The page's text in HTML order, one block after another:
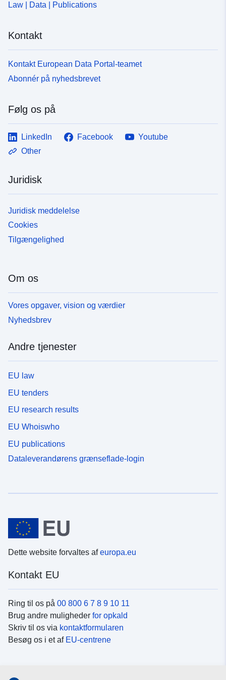
Law | Data | Publications
Kontakt
Kontakt European Data Portal-teamet
Abonnér på nyhedsbrevet
Følg os på
LinkedIn Facebook
Youtube
Other
Juridisk
Juridisk meddelelse
Cookies
Tilgængelighed
Om os
Vores opgaver, vision og værdier
Nyhedsbrev
Andre tjenester
EU law
EU tenders
EU research results
EU Whoiswho
EU publications
Dataleverandørens grænseflade-login
Dette website forvaltes afeuropa.eu
Kontakt EU
Ring til os på 00 800 6 7 8 9 10 11
Brug andre muligheder for opkald
Skriv til os via kontaktformularen
Besøg os i et af EU-centrene